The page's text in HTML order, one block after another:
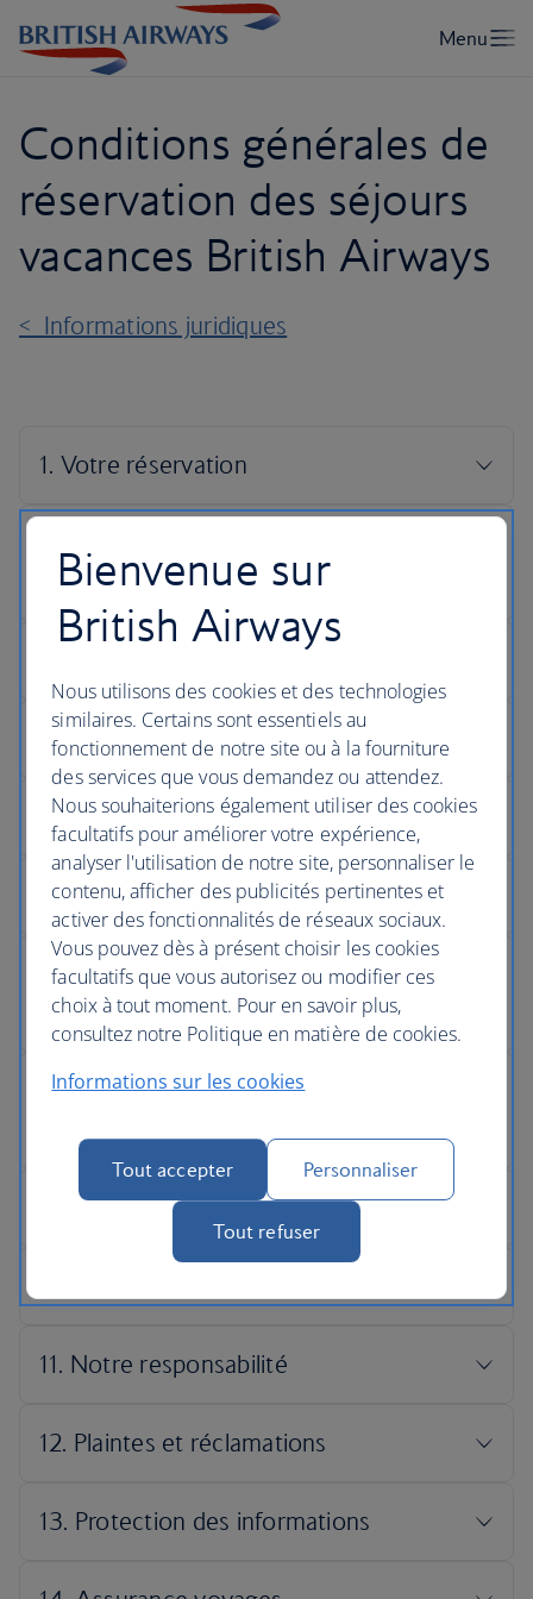
Conditions générales de
réservation des séjours
vacances British Airways
< Informations juridiques
Bienvenue sur
British Airways
Nous utilisons des cookies et des technologies
similaires. Certains sont essentiels au
fonctionnement de notre site ou à la fourniture
des services que vous demandez ou attendez.
Nous souhaiterions également utiliser des cookies
facultatifs pour améliorer votre expérience,
analyser l'utilisation de notre site, personnaliser le
contenu, afficher des publicités pertinentes et
activer des fonctionnalités de réseaux sociaux.
Vous pouvez dès à présent choisir les cookies
facultatifs que vous autorisez ou modifier ces
choix à tout moment. Pour en savoir plus,
consultez notre Politique en matière de cookies.
Informations sur les cookies
Tout accepter Personnaliser
Tout refuser